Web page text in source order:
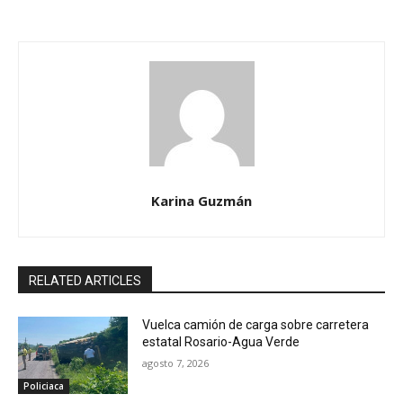
Karina Guzmán
RELATED ARTICLES
Policiaca
Vuelca camión de carga sobre carretera
estatal Rosario-Agua Verde
agosto 7, 2026